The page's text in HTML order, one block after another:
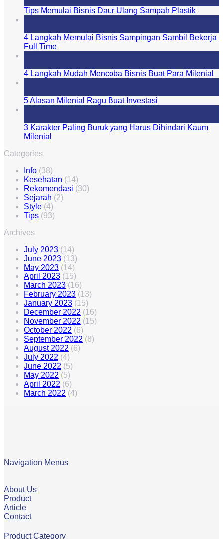
Tips Memulai Bisnis Daur Ulang Sampah Plastik
4 Langkah Memulai Bisnis Sampingan Sambil Bekerja
Full Time
4 Langkah Mudah Mencoba Bisnis Buat Para Milenial
5 Alasan Milenial Ragu Buat Investasi
3 Karakter Paling Buruk yang Harus Dihindari Kaum
Milenial
Categories
Info (38)
Kesehatan (14)
Rekomendasi (30)
Sejarah (2)
Style (4)
Tips (93)
Archives
July 2023 (14)
June 2023 (13)
May 2023 (14)
April 2023 (15)
March 2023 (16)
February 2023 (13)
January 2023 (15)
December 2022 (16)
November 2022 (15)
October 2022 (6)
September 2022 (8)
August 2022 (6)
July 2022 (4)
June 2022 (5)
May 2022 (5)
April 2022 (6)
March 2022 (4)
Navigation Menus
About Us
Product
Article
Contact
Product Category